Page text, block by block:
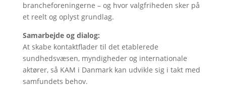
brancheforeningerne – og hvor valgfriheden sker på
et reelt og oplyst grundlag.
Samarbejde og dialog:
At skabe kontaktflader til det etablerede
sundhedsvæsen, myndigheder og internationale
aktører, så KAM i Danmark kan udvikle sig i takt med
samfundets behov.